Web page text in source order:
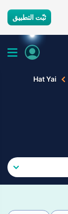
ثبّت التطبيق
Hat Yai